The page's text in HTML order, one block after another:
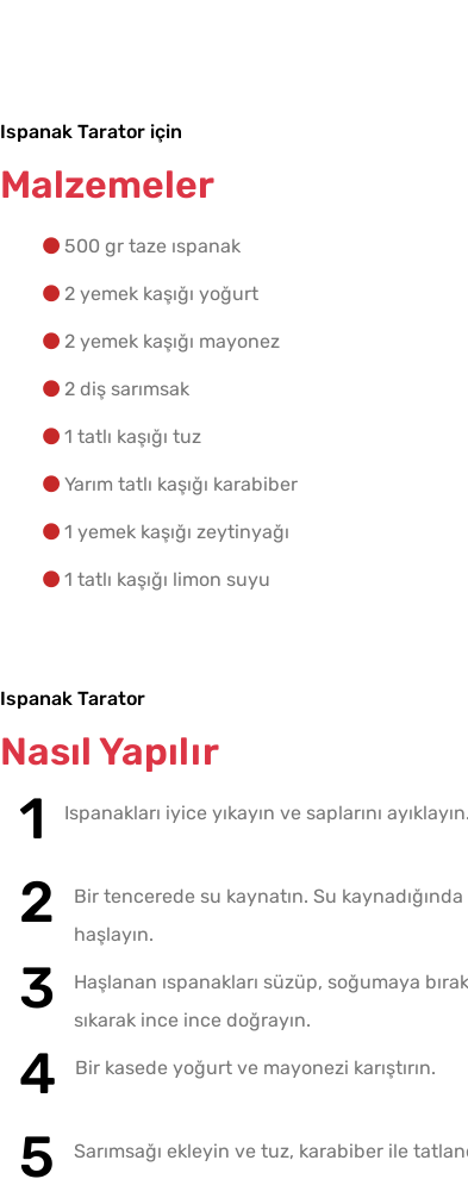
Ispanak Tarator için
Malzemeler
500 gr taze ıspanak
2 yemek kaşığı yoğurt
2 yemek kaşığı mayonez
2 diş sarımsak
1 tatlı kaşığı tuz
Yarım tatlı kaşığı karabiber
1 yemek kaşığı zeytinyağı
1 tatlı kaşığı limon suyu
Ispanak Tarator
Nasıl Yapılır
Ispanakları iyice yıkayın ve saplarını
Bir tencerede su kaynatın. Su
haşlayın.
Haşlanan ıspanakları süzüp, soğumaya
sıkarak ince ince doğrayın.
Bir kasede yoğurt ve mayonezi karıştırın.
Sarımsağı ekleyin ve tuz, karabiber ile